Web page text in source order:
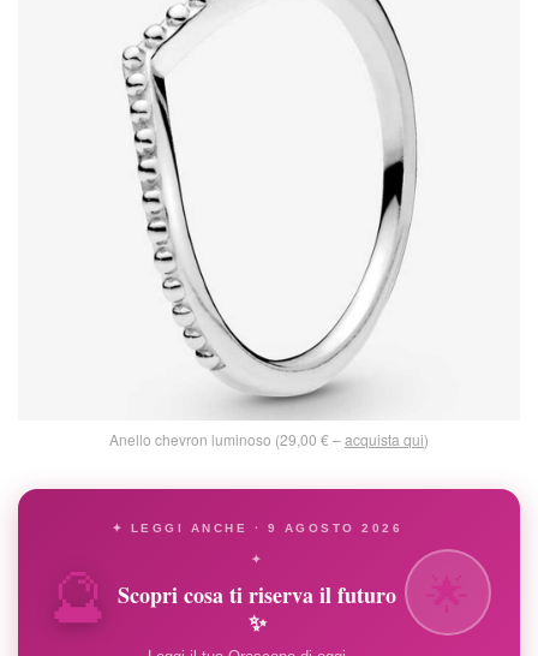
Anello chevron luminoso (29,00 € –acquista qui)
🔮
✦ LEGGI ANCHE · 9 AGOSTO 2026
✦
Scopri cosa ti riserva il futuro
✨